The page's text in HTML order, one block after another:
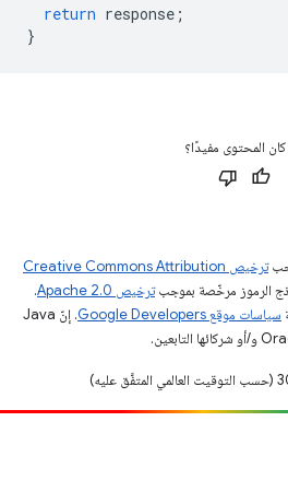
return response ;
}
المحتوى مفيدًا؟
ترخيص Creative Commons Attribution
الرموز مرخّصة بموجبترخيص Apache 2.0‏
.
سياسات موقع Google Developers‏
. إنّ Java